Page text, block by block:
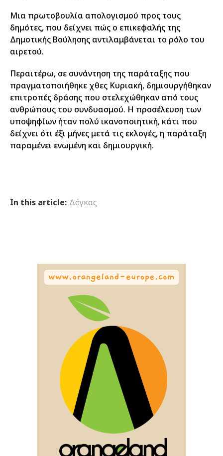
Μια πρωτοβουλία απολογισμού προς τους
δημότες, που δείχνει πώς ο επικεφαλής της
Δημοτικής Βούλησης αντιλαμβάνεται το ρόλο του
αιρετού.
Περαιτέρω, σε συνάντηση της παράταξης που
πραγματοποιήθηκε χθες Κυριακή, δημιουργήθηκαν
επιτροπές δράσης που στελεχώθηκαν από τους
ανθρώπους του συνδυασμού. Η προσέλευση των
υποψηφίων ήταν πολύ ικανοποιητική, κάτι που
δείχνει ότι έξι μήνες μετά τις εκλογές, η παράταξη
παραμένει ενωμένη και δημιουργική.
In this article: Δόγκας